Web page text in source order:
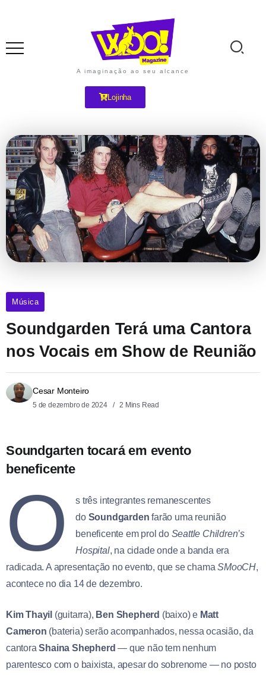
A imaginação ao seu alcance
Lojinha
Música
Soundgarden Terá uma Cantora
nos Vocais em Show de Reunião
Cesar Monteiro
5 de dezembro de 2024 2 Mins Read
Soundgarten tocará em evento
beneficente
O
s três integrantes remanescentes
do Soundgarden farão uma reunião
beneficente em prol do Seattle Children’s
Hospital, na cidade onde a banda era
radicada. A apresentação no evento, que se chamaSMooCH,
acontece no dia 14 de dezembro.
Kim Thayil (guitarra), Ben Shepherd (baixo) e Matt
Cameron (bateria) serão acompanhados, nessa ocasião, da
cantoraShaina Shepherd — que não tem nenhum
parentesco com o baixista, apesar do sobrenome — no posto